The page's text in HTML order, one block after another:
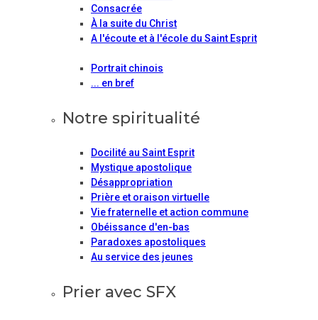
Consacrée
À la suite du Christ
A l'écoute et à l'école du Saint Esprit
Portrait chinois
... en bref
Notre spiritualité
Docilité au Saint Esprit
Mystique apostolique
Désappropriation
Prière et oraison virtuelle
Vie fraternelle et action commune
Obéissance d'en-bas
Paradoxes apostoliques
Au service des jeunes
Prier avec SFX